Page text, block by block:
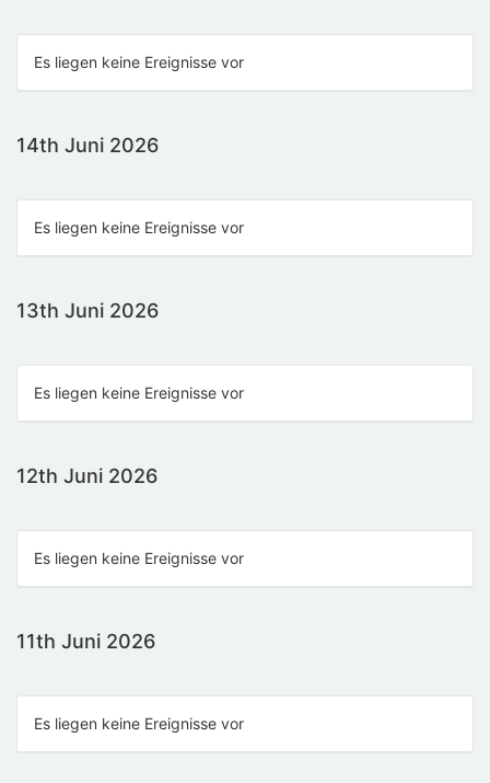
Es liegen keine Ereignisse vor
14th Juni 2026
Es liegen keine Ereignisse vor
13th Juni 2026
Es liegen keine Ereignisse vor
12th Juni 2026
Es liegen keine Ereignisse vor
11th Juni 2026
Es liegen keine Ereignisse vor